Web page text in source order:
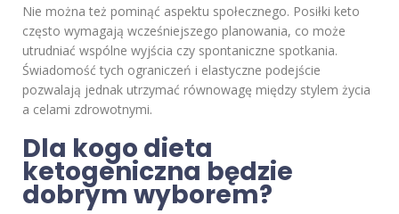
Nie można też pominąć aspektu społecznego. Posiłki keto
często wymagają wcześniejszego planowania, co może
utrudniać wspólne wyjścia czy spontaniczne spotkania.
Świadomość tych ograniczeń i elastyczne podejście
pozwalają jednak utrzymać równowagę między stylem życia
a celami zdrowotnymi.
Dla kogo dieta
ketogeniczna będzie
dobrym wyborem?